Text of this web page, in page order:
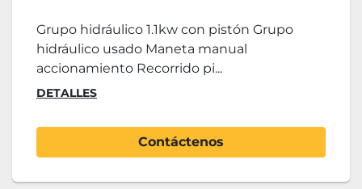
Grupo hidráulico 1.1kw con pistón Grupo
hidráulico usado Maneta manual
accionamiento Recorrido pi...
DETALLES
Contáctenos